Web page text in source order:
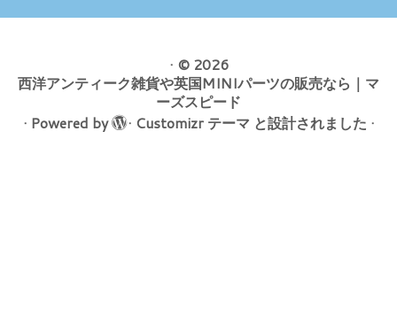
· © 2026
西洋アンティーク雑貨や英国MINIパーツの販売なら｜マ
ーズスピード
· Powered by · Customizr テーマ と設計されました ·